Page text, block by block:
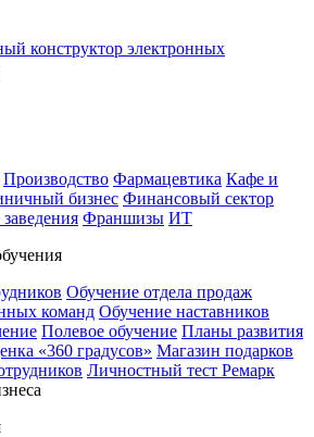
конструктор электронных
Производство Фармацевтика Кафе и
бизнес Финансовый сектор
Франшизы ИТ
Обучение отдела продаж
команд Обучение наставников
Полевое обучение Планы развития
«360 градусов» Магазин подарков
Личностный тест Ремарк